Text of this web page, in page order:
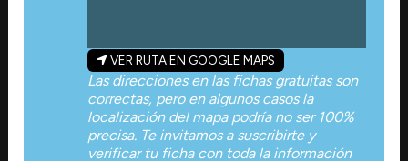
VER RUTA EN GOOGLE MAPS
Las direcciones en las fichas gratuitas son
correctas, pero en algunos casos la
localización del mapa podría no ser 100%
precisa. Te invitamos a suscribirte y
verificar tu ficha con toda la información